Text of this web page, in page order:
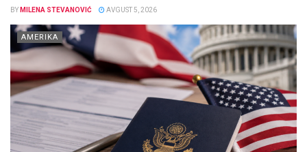
BY MILENA STEVANOVIĆ AVGUST 5, 2026
AMERIKA